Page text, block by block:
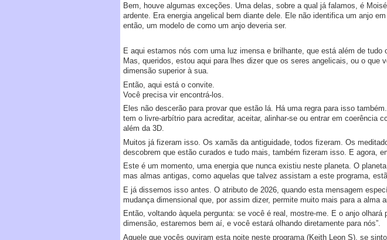
Bem, houve algumas exceções. Uma delas, sobre a qual já falamos, é
ardente. Era energia angelical bem diante dele. Ele não identifica um anjo
então, um modelo de como um anjo deveria ser.
E aqui estamos nós com uma luz imensa e brilhante, que está além de tudo
Mas, queridos, estou aqui para lhes dizer que os seres angelicais, ou o que
dimensão superior à sua.
Então, aqui está o convite.
Você precisa vir encontrá-los.
Eles não descerão para provar que estão lá. Há uma regra para isso
tem o livre-arbítrio para acreditar, aceitar, alinhar-se ou entrar em coerência
além da 3D.
Muitos já fizeram isso. Os xamãs da antiguidade, todos fizeram. Os
descobrem que estão curados e tudo mais, também fizeram isso. E agora,
Este é um momento, uma energia que nunca existiu neste planeta. O
mas almas antigas, como aquelas que talvez assistam a este programa,
E já dissemos isso antes. O atributo de 2026, quando esta mensagem
mudança dimensional que, por assim dizer, permite muito mais para a alma
Então, voltando àquela pergunta: se você é real, mostre-me. E o anjo olhará
dimensão, estaremos bem aí, e você estará olhando diretamente para nós”.
Aquele que vocês ouviram esta noite neste programa (Keith Leon S), se